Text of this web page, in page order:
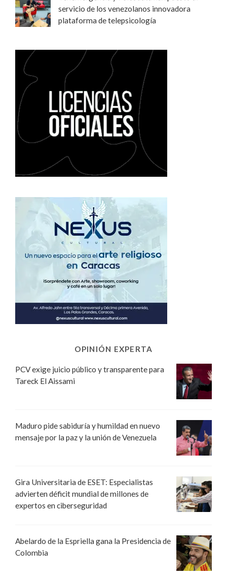
servicio de los venezolanos innovadora
plataforma de telepsicología
OPINIÓN EXPERTA
PCV exige juicio público y transparente para
Tareck El Aissami
Maduro pide sabiduría y humildad en nuevo
mensaje por la paz y la unión de Venezuela
Gira Universitaria de ESET: Especialistas
advierten déficit mundial de millones de
expertos en ciberseguridad
Abelardo de la Espriella gana la Presidencia de
Colombia